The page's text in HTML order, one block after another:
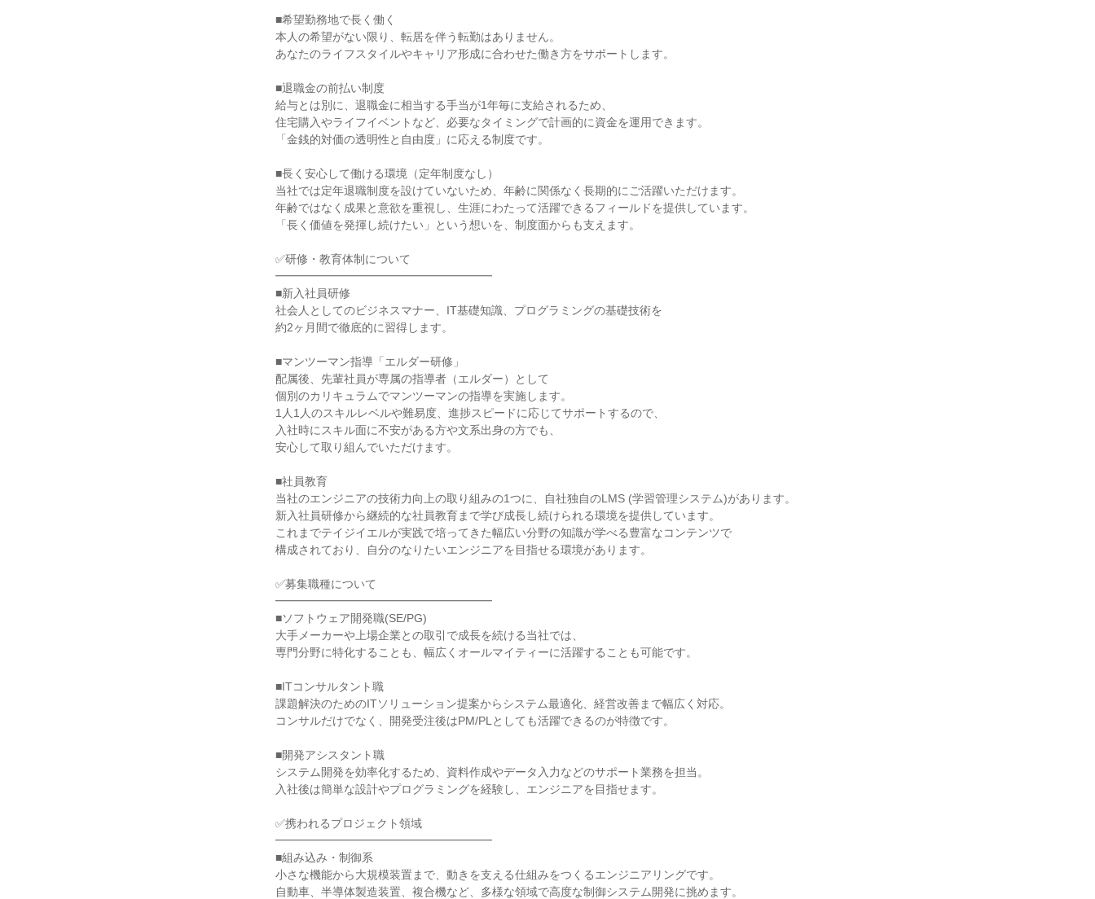
■希望勤務地で長く働く
本人の希望がない限り、転居を伴う転勤はありません。
あなたのライフスタイルやキャリア形成に合わせた働き方をサポートします。
■退職金の前払い制度
給与とは別に、退職金に相当する手当が1年毎に支給されるため、
住宅購入やライフイベントなど、必要なタイミングで計画的に資金を運用できます。
「金銭的対価の透明性と自由度」に応える制度です。
■長く安心して働ける環境（定年制度なし）
当社では定年退職制度を設けていないため、年齢に関係なく長期的にご活躍いただけます。
年齢ではなく成果と意欲を重視し、生涯にわたって活躍できるフィールドを提供しています。
「長く価値を発揮し続けたい」という想いを、制度面からも支えます。
✅研修・教育体制について
━━━━━━━━━━━━━━━━━━━
■新入社員研修
社会人としてのビジネスマナー、IT基礎知識、プログラミングの基礎技術を
約2ヶ月間で徹底的に習得します。
■マンツーマン指導「エルダー研修」
配属後、先輩社員が専属の指導者（エルダー）として
個別のカリキュラムでマンツーマンの指導を実施します。
1人1人のスキルレベルや難易度、進捗スピードに応じてサポートするので、
入社時にスキル面に不安がある方や文系出身の方でも、
安心して取り組んでいただけます。
■社員教育
当社のエンジニアの技術力向上の取り組みの1つに、自社独自のLMS (学習管理システム)があります。
新入社員研修から継続的な社員教育まで学び成長し続けられる環境を提供しています。
これまでテイジイエルが実践で培ってきた幅広い分野の知識が学べる豊富なコンテンツで
構成されており、自分のなりたいエンジニアを目指せる環境があります。
✅募集職種について
━━━━━━━━━━━━━━━━━━━
■ソフトウェア開発職(SE/PG)
大手メーカーや上場企業との取引で成長を続ける当社では、
専門分野に特化することも、幅広くオールマイティーに活躍することも可能です。
■ITコンサルタント職
課題解決のためのITソリューション提案からシステム最適化、経営改善まで幅広く対応。
コンサルだけでなく、開発受注後はPM/PLとしても活躍できるのが特徴です。
■開発アシスタント職
システム開発を効率化するため、資料作成やデータ入力などのサポート業務を担当。
入社後は簡単な設計やプログラミングを経験し、エンジニアを目指せます。
✅携われるプロジェクト領域
━━━━━━━━━━━━━━━━━━━
■組み込み・制御系
小さな機能から大規模装置まで、動きを支える仕組みをつくるエンジニアリングです。
自動車、半導体製造装置、複合機など、多様な領域で高度な制御システム開発に挑めます。